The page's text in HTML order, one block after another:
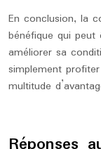
En conclusion, la
bénéfique qui
améliorer sa
simplement
multitude